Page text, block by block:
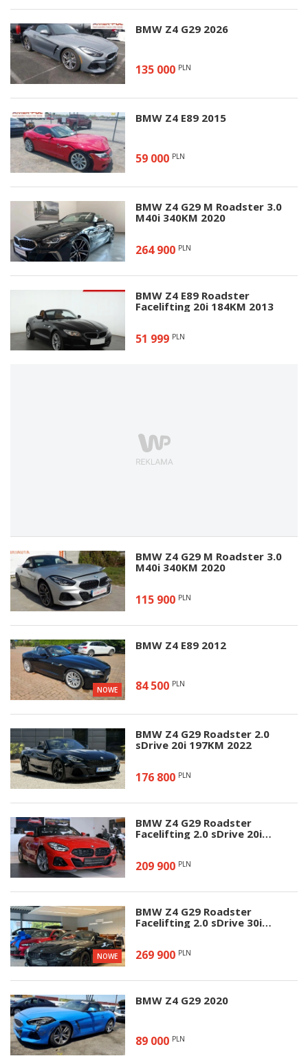
BMW Z4 G29 2026
135 000 PLN
BMW Z4 E89 2015
59 000 PLN
BMW Z4 G29 M Roadster 3.0
M40i 340KM 2020
264 900 PLN
BMW Z4 E89 Roadster
Facelifting 20i 184KM 2013
51 999 PLN
BMW Z4 G29 M Roadster 3.0
M40i 340KM 2020
115 900 PLN
NOWE
BMW Z4 E89 2012
84 500 PLN
BMW Z4 G29 Roadster 2.0
sDrive 20i 197KM 2022
176 800 PLN
BMW Z4 G29 Roadster
Facelifting 2.0 sDrive 20i
209 900 PLN
NOWE
BMW Z4 G29 Roadster
Facelifting 2.0 sDrive 30i
269 900 PLN
BMW Z4 G29 2020
89 000 PLN